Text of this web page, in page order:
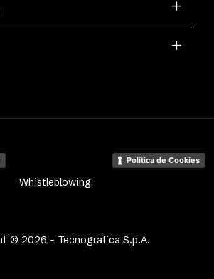
© 2026 - Tecnografica S.p.A.
Política de Cookies
Whistleblowing